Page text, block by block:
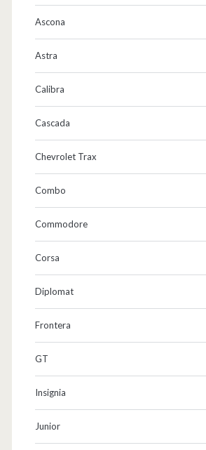
Ascona
Astra
Calibra
Cascada
Chevrolet Trax
Combo
Commodore
Corsa
Diplomat
Frontera
GT
Insignia
Junior